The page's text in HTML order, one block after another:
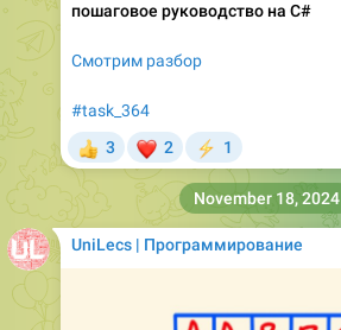
пошаговое руководство на C#
Смотрим разбор
#task_364
3 2
⚡
1
UniLecs | Программирование
November 18, 2024